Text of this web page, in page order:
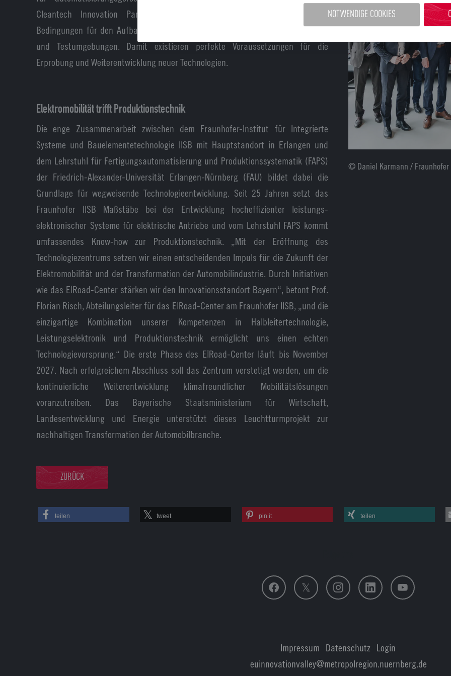
Cleantech Innovation Park im ehemaligen Michelin-Werk bieten ideale
Bedingungen für den Aufbau von modularen Produktionsanlagen, Prüfsystemen
und Testumgebungen. Damit existieren perfekte Voraussetzungen für die
Erprobung und Weiterentwicklung neuer Technologien.
Elektromobilität trifft Produktionstechnik
Die enge Zusammenarbeit zwischen dem Fraunhofer-Institut für Integrierte
Systeme und Bauelementetechnologie IISB mit Hauptstandort in Erlangen und
dem Lehrstuhl für Fertigungsautomatisierung und Produktionssystematik (FAPS)
der Friedrich-Alexander-Universität Erlangen-Nürnberg (FAU) bildet dabei die
Grundlage für wegweisende Technologieentwicklung. Seit 25 Jahren setzt das
Fraunhofer IISB Maßstäbe bei der Entwicklung hocheffizienter leistungs-
elektronischer Systeme für elektrische Antriebe und vom Lehrstuhl FAPS kommt
umfassendes Know-how zur Produktionstechnik. „Mit der Eröffnung des
Technologiezentrums setzen wir einen entscheidenden Impuls für die Zukunft der
Elektromobilität und der Transformation der Automobilindustrie. Durch Initiativen
wie das E|Road-Center stärken wir den Innovationsstandort Bayern“, betont Prof.
Florian Risch, Abteilungsleiter für das E|Road-Center am Fraunhofer IISB, „und die
einzigartige Kombination unserer Kompetenzen in Halbleitertechnologie,
Leistungselektronik und Produktionstechnik ermöglicht uns einen echten
Technologievorsprung.“ Die erste Phase des E|Road-Center läuft bis November
2027. Nach erfolgreichem Abschluss soll das Zentrum verstetigt werden, um die
kontinuierliche Weiterentwicklung klimafreundlicher Mobilitätslösungen
voranzutreiben. Das Bayerische Staatsministerium für Wirtschaft,
Landesentwicklung und Energie unterstützt dieses Leuchtturmprojekt zur
nachhaltigen Transformation der Automobilbranche.
© Daniel Karmann / Fraunhofer
ZURÜCK
teilen tweet pin it teilen
Impressum Datenschutz
Login
euinnovationvalley@metropolregion.nuernberg.de
NOTWENDIGE COOKIES